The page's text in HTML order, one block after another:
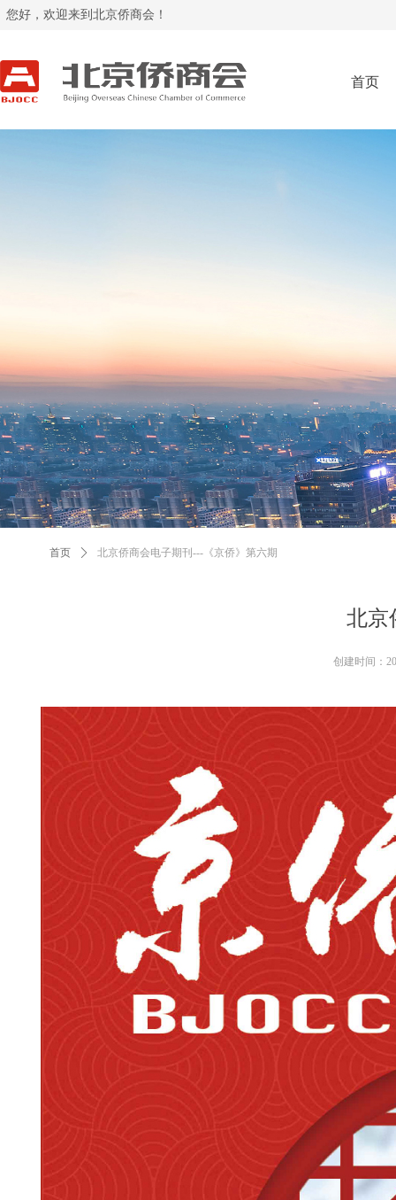
您好，欢迎来到北京侨商会！
首页
北京
首页 ꄲ 北京侨商会电子期刊---《京侨》第六期
创建时间：